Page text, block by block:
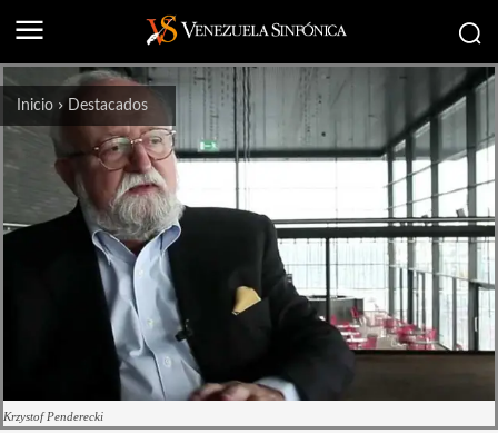
Inicio Destacados
Krzystof Penderecki